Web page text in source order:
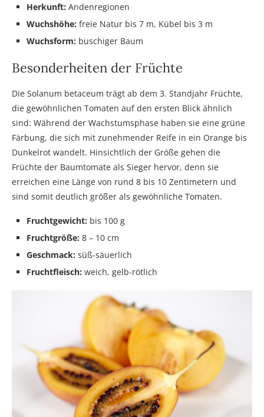
Herkunft: Andenregionen
Wuchshöhe: freie Natur bis 7 m, Kübel bis 3 m
Wuchsform: buschiger Baum
Besonderheiten der Früchte
Die Solanum betaceum trägt ab dem 3. Standjahr Früchte,
die gewöhnlichen Tomaten auf den ersten Blick ähnlich
sind: Während der Wachstumsphase haben sie eine grüne
Färbung, die sich mit zunehmender Reife in ein Orange bis
Dunkelrot wandelt. Hinsichtlich der Größe gehen die
Früchte der Baumtomate als Sieger hervor, denn sie
erreichen eine Länge von rund 8 bis 10 Zentimetern und
sind somit deutlich größer als gewöhnliche Tomaten.
Fruchtgewicht: bis 100 g
Fruchtgröße: 8 – 10 cm
Geschmack: süß-säuerlich
Fruchtfleisch: weich, gelb-rötlich